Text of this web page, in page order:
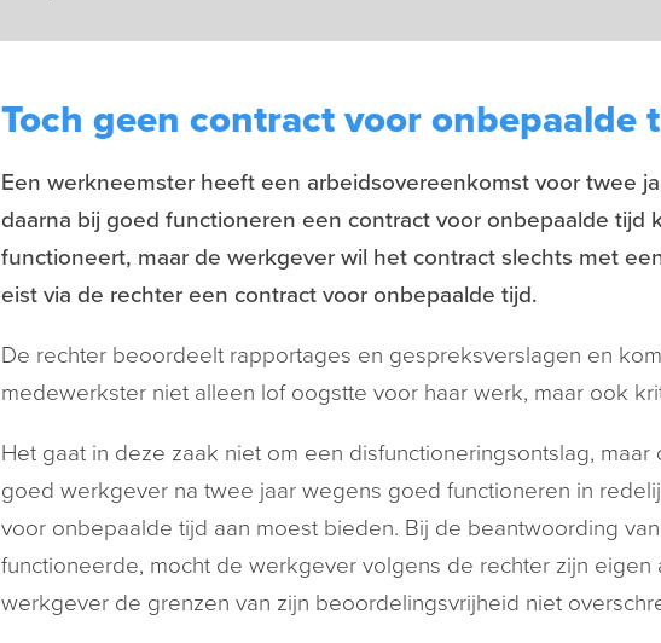
Toch geen contract voor onbepaalde
Een werkneemster heeft een arbeidsovereenkomst voor twee
daarna bij goed functioneren een contract voor onbepaalde tijd
functioneert, maar de werkgever wil het contract slechts met
eist via de rechter een contract voor onbepaalde tijd.
De rechter beoordeelt rapportages en gespreksverslagen en
medewerkster niet alleen lof oogstte voor haar werk, maar ook
Het gaat in deze zaak niet om een disfunctioneringsontslag,
goed werkgever na twee jaar wegens goed functioneren in
voor onbepaalde tijd aan moest bieden. Bij de beantwoording
functioneerde, mocht de werkgever volgens de rechter zijn
werkgever de grenzen van zijn beoordelingsvrijheid niet